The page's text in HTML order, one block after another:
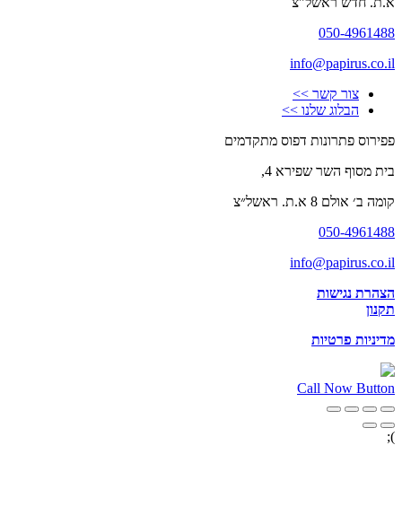
050-4961488
info@papirus.co.il
צור קשר >>
הבלוג שלנו >>
פפירוס פתרונות דפוס מתקדמים
בית מסוף השר שפירא 4,
קומה ב׳ אולם 8 א.ת. ראשל״צ
050-4961488
info@papirus.co.il
הצהרת נגישות
תקנון
מדיניות פרטיות
Call Now Button
);